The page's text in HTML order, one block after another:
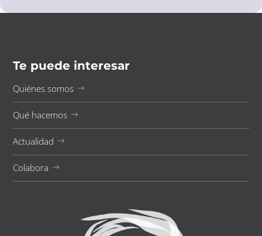
Te puede interesar
Quiénes somos
Qué hacemos
Actualidad
Colabora